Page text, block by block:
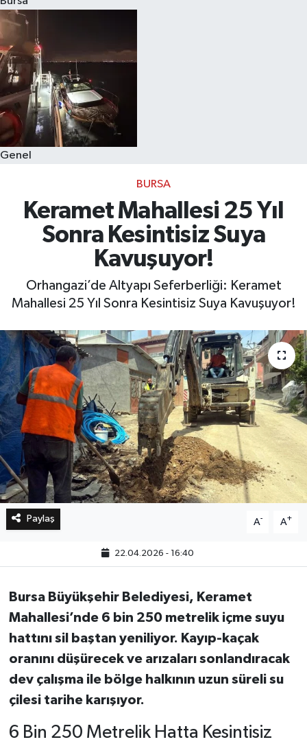
Genel
BURSA
Keramet Mahallesi 25 Yıl
Sonra Kesintisiz Suya
Kavuşuyor!
Orhangazi’de Altyapı Seferberliği: Keramet
Mahallesi 25 Yıl Sonra Kesintisiz Suya Kavuşuyor!
Paylaş A- A+
22.04.2026 - 16:40
Bursa Büyükşehir Belediyesi, Keramet
Mahallesi’nde 6 bin 250 metrelik içme suyu
hattını sil baştan yeniliyor. Kayıp-kaçak
oranını düşürecek ve arızaları sonlandıracak
dev çalışma ile bölge halkının uzun süreli su
çilesi tarihe karışıyor.
6 Bin 250 Metrelik Hatta Kesintisiz
Sağlık
Dünya
Magazin
Kültür & Sanat
Teknoloji
Genel
Bilim, Teknoloji